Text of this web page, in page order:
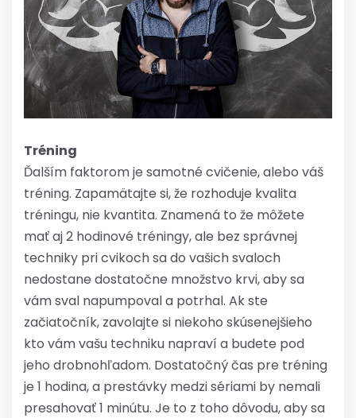
Tréning
Ďalším faktorom je samotné cvičenie, alebo váš
tréning. Zapamätajte si, že rozhoduje kvalita
tréningu, nie kvantita. Znamená to že môžete
mať aj 2 hodinové tréningy, ale bez správnej
techniky pri cvikoch sa do vašich svaloch
nedostane dostatočne množstvo krvi, aby sa
vám sval napumpoval a potrhal. Ak ste
začiatočník, zavolajte si niekoho skúsenejšieho
kto vám vašu techniku napraví a budete pod
jeho drobnohľadom. Dostatočný čas pre tréning
je 1 hodina, a prestávky medzi sériami by nemali
presahovať 1 minútu. Je to z toho dôvodu, aby sa